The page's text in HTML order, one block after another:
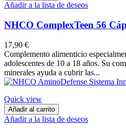
Añadir a la lista de deseos
NHCO ComplexTeen 56
17,90 €
Complemento alimenticio
adolescentes de 10 a 18 años. Su
minerales ayuda a cubrir las...
Quick view
Añadir al carrito
Añadir a la lista de deseos